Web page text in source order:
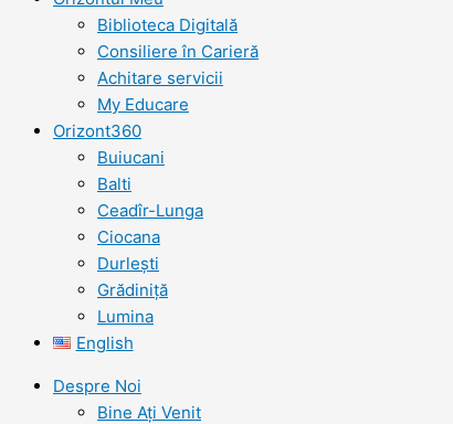
Biblioteca Digitală
Consiliere în Carieră
Achitare servicii
My Educare
Orizont360
Buiucani
Balti
Ceadîr-Lunga
Ciocana
Durlești
Grădiniță
Lumina
English
Despre Noi
Bine Ați Venit